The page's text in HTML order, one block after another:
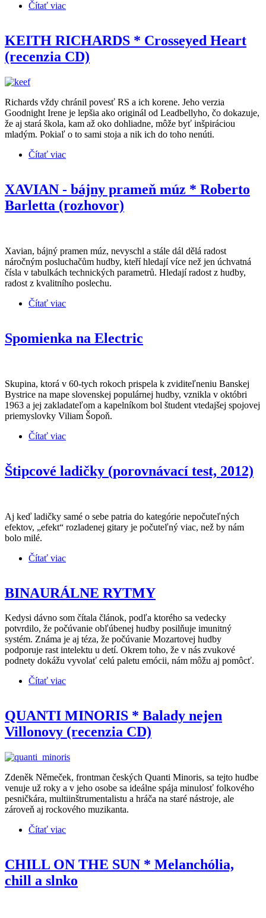
Čítať viac
KEITH RICHARDS * Crosseyed Heart
(recenzia CD)
Richards vždy chránil povesť RS a ich korene. Jeho verzia
Goodnight Irene je lepšia ako originál od Leadbellyho, čo dokazuje,
že aj stará škola, kam až oko dohliadne, môže byť inšpiráciou
mladým. Pokiaľ o to sami stoja a nik ich do toho nenúti.
Čítať viac
XAVIAN - bájny prameň múz * Roberto
Barletta (rozhovor)
Xavian, bájný pramen múz, nevyschl a stále dál dělá radost
náročným posluchačům hudby, kteří hledají více než jen úchvatná
čísla v tabulkách technických parametrů. Hledají radost z hudby,
radost z kvalitního poslechu.
Čítať viac
Spomienka na Electric
Skupina, ktorá v 60-tych rokoch prispela k zviditeľneniu Banskej
Bystrice na mape slovenskej populárnej hudby, vznikla v októbri
1963 a jej zakladateľom a kapelníkom bol študent vtedajšej spojovej
priemyslovky Viliam Šopoň.
Čítať viac
Štipcové ladičky (porovnávací test, 2012)
Aj keď ladičky samé o sebe patria do kategórie nepočuteľných
efektov, „efekt“ rozladenej gitary je počuteľný viac, než by nám
bolo milé.
Čítať viac
BINAURÁLNE RYTMY
Kedysi dávno som čítala článok, podľa ktorého sa vedecky
potvrdilo, že počúvanie obľúbenej hudby posilňuje imunitný
systém. Známa je aj téza, že počúvanie Mozartovej hudby
podporuje rast intelektu u detí. Okrem toho, že v nás zvukové
podnety dokážu vyvolať celú paletu emócii, nám môžu aj pomôcť.
Čítať viac
QUANTI MINORIS * Balady nejen
Villonovy (recenzia CD)
Zdeněk Němeček, frontman českých Quanti Minoris, sa tejto hudbe
venuje už roky a v jeho osobe sa ideálne spája minulosť folkového
pesničkára, multiinštrumentalistu a hráča na staré nástroje, ale
zároveň aj rockového muzikanta.
Čítať viac
CHILL ON THE SUN * Melanchólia,
chill a slnko